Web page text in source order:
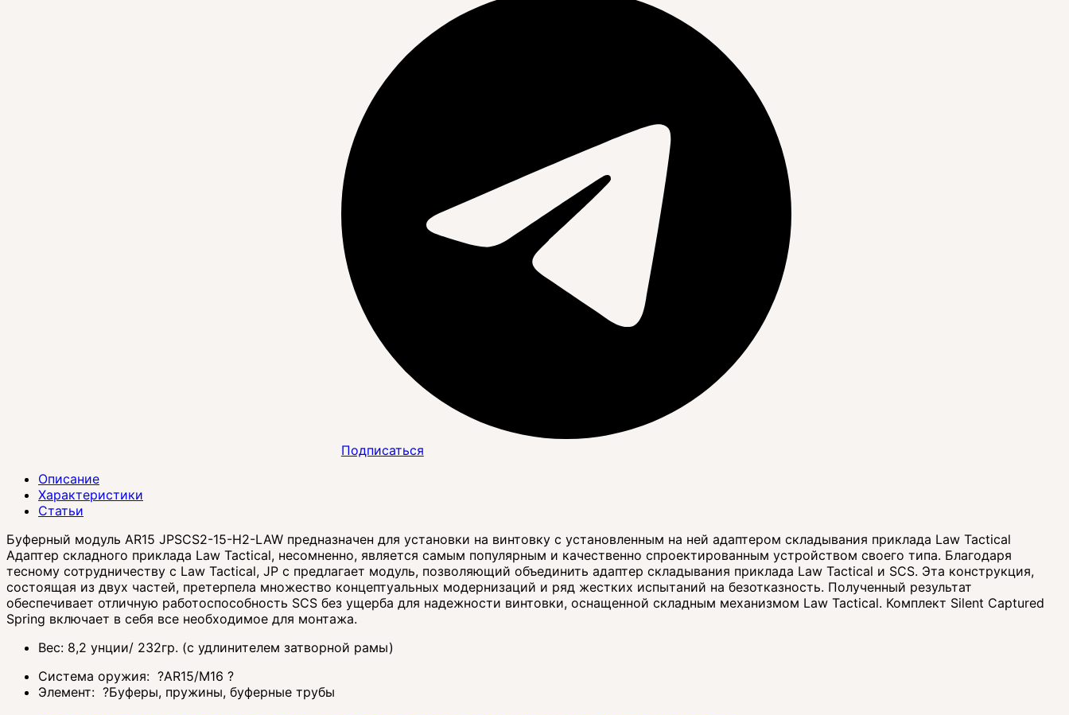
Подписаться
Описание
Характеристики
Статьи
Буферный модуль AR15 JPSCS2-15-H2-LAW предназначен для установки на винтовку с установленным на ней адаптером складывания приклада Law Tactical
Адаптер складного приклада Law Tactical, несомненно, является самым популярным и качественно спроектированным устройством своего типа. Благодаря
тесному сотрудничеству с Law Tactical, JP с предлагает модуль, позволяющий объединить адаптер складывания приклада Law Tactical и SCS. Эта конструкция,
состоящая из двух частей, претерпела множество концептуальных модернизаций и ряд жестких испытаний на безотказность. Полученный результат
обеспечивает отличную работоспособность SCS без ущерба для надежности винтовки, оснащенной складным механизмом Law Tactical. Комплект Silent Captured
Spring включает в себя все необходимое для монтажа.
Вес: 8,2 унции/ 232гр. (с удлинителем затворной рамы)
Система оружия: ?AR15/M16 ?
Элемент: ?Буферы, пружины, буферные трубы